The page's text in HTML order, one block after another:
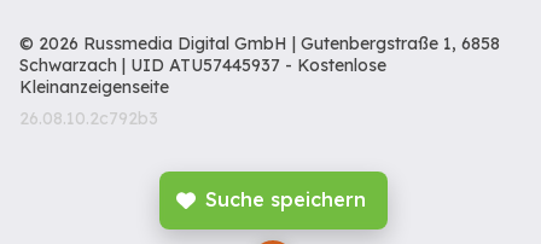
Suche speichern
© 2026 Russmedia Digital GmbH | Gutenbergstraße 1, 6858
Schwarzach | UID ATU57445937 - Kostenlose
Kleinanzeigenseite
26.08.10.2c792b3